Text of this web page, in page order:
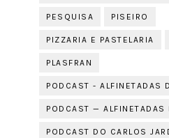
PESQUISA PISEIRO
PIZZARIA E PASTELARIA
PLASFRAN
PODCAST - ALFINETADAS
PODCAST — ALFINETADAS
PODCAST DO CARLOS